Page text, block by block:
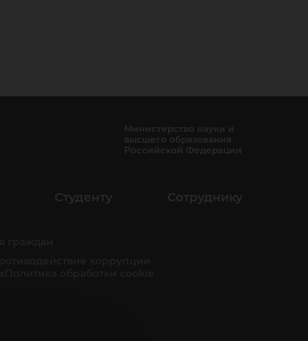
Министерство науки и
высшего образования
Российской Федерации
Студенту Сотруднику